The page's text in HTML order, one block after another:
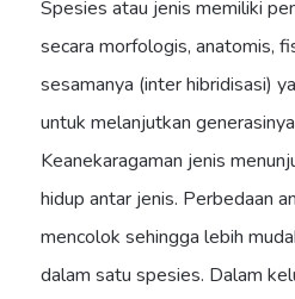
Spesies atau jenis memiliki
secara morfologis, anatomis,
sesamanya (inter hibridisasi)
untuk melanjutkan
Keanekaragaman jenis
hidup antar jenis. Perbedaan
mencolok sehingga lebih
dalam satu spesies. Dalam